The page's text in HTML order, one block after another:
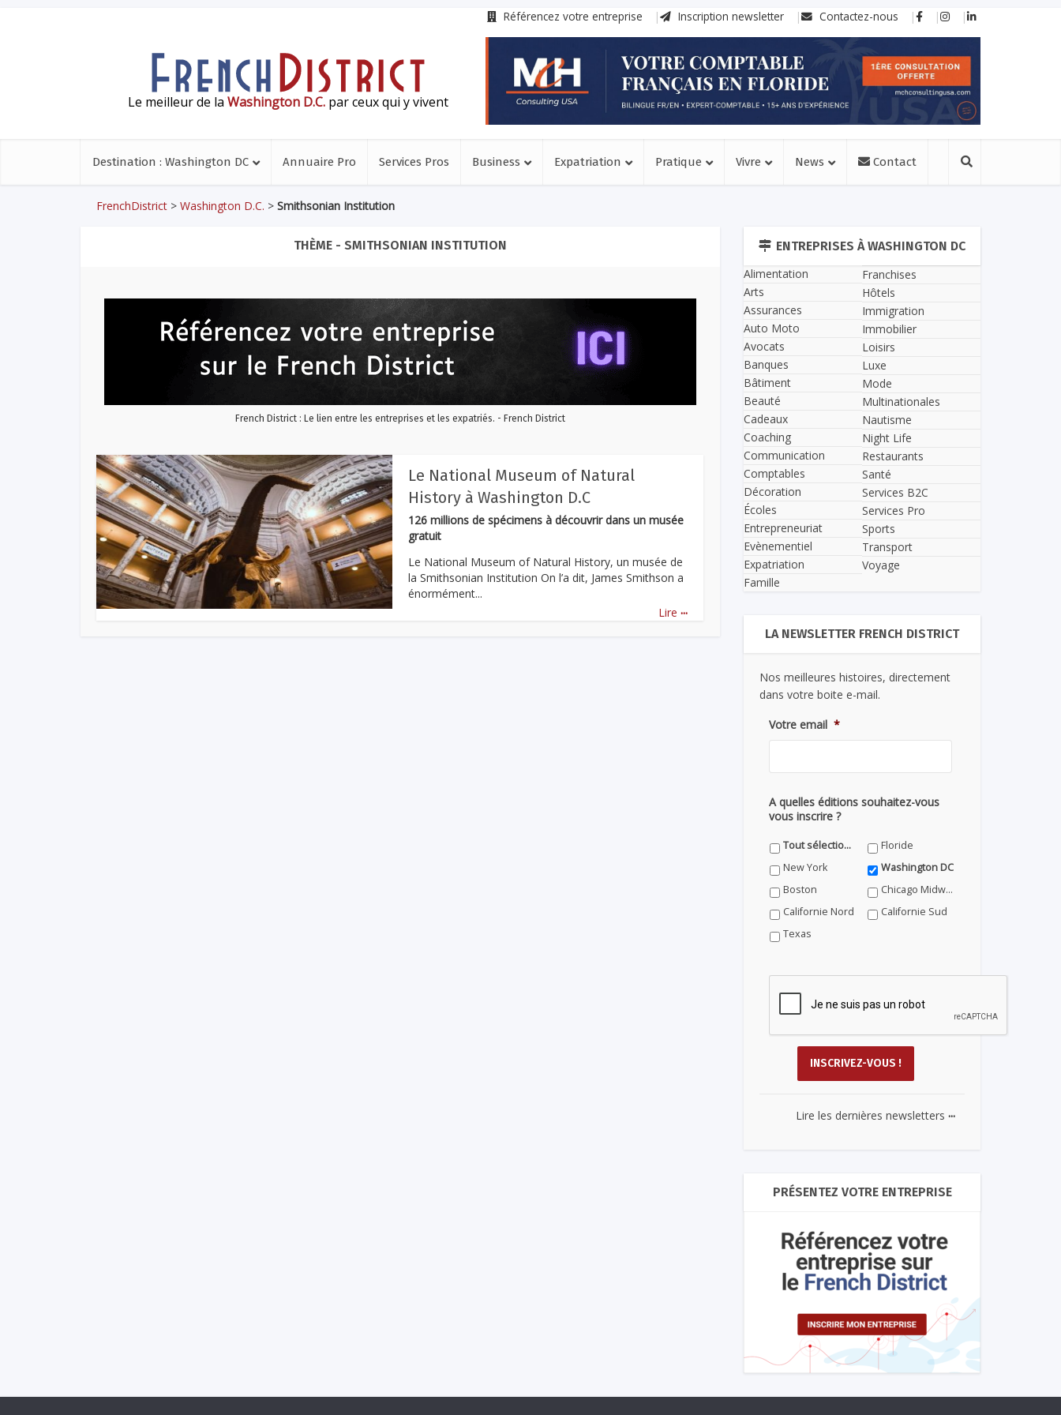
Référencez votre entreprise Inscription newsletter Contactez-nous
Le meilleur de la Washington D.C. par ceux qui y vivent
Destination : Washington DC Annuaire Pro Services Pros Business Expatriation Pratique Vivre News Contact
FrenchDistrict > Washington D.C. > Smithsonian Institution
THÈME - SMITHSONIAN INSTITUTION
French District : Le lien entre les entreprises et les expatriés. - French District
Le National Museum of Natural
History à Washington D.C
126 millions de spécimens à découvrir dans un musée
gratuit
Le National Museum of Natural History, un musée de
la Smithsonian Institution On l’a dit, James Smithson a
énormément...
Lire ...
ENTREPRISES À WASHINGTON DC
Alimentation
Arts
Assurances
Auto Moto
Avocats
Banques
Bâtiment
Beauté
Cadeaux
Coaching
Communication
Comptables
Décoration
Écoles
Entrepreneuriat
Evènementiel
Expatriation
Famille
Franchises
Hôtels
Immigration
Immobilier
Loisirs
Luxe
Mode
Multinationales
Nautisme
Night Life
Restaurants
Santé
Services B2C
Services Pro
Sports
Transport
Voyage
LA NEWSLETTER FRENCH DISTRICT
Nos meilleures histoires, directement
dans votre boite e-mail.
Votre email *
A quelles éditions souhaitez-vous
vous inscrire ?
Tout sélectionner
Floride
New York
Washington DC
Boston
Chicago Midwest
Californie Nord
Californie Sud
Texas
Lire les dernières newsletters ...
PRÉSENTEZ VOTRE ENTREPRISE